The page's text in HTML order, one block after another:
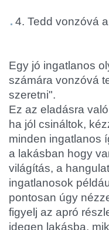
4. Tedd vonzóvá
Egy jó ingatlanos
számára vonzóvá
szeretni".
Ez az eladásra
ha jól csináltok,
minden ingatlanos
a lakásban hogy
világítás, a
ingatlanosok
pontosan úgy
figyelj az apró
idegen lakásba,